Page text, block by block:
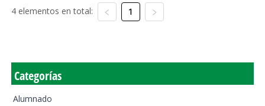
4 elementos en total: 1
Categorías
Alumnado